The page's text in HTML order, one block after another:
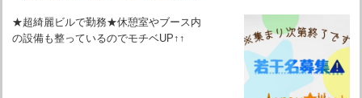
★超綺麗ビルで勤務★休憩室やブース内
の設備も整っているのでモチベUP↑↑